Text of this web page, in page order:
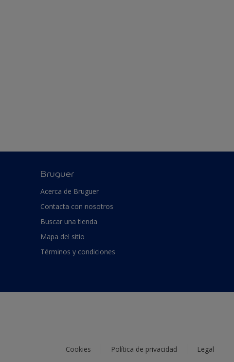
Bruguer
Acerca de Bruguer
Contacta con nosotros
Buscar una tienda
Mapa del sitio
Términos y condiciones
Cookies Política de privacidad Legal